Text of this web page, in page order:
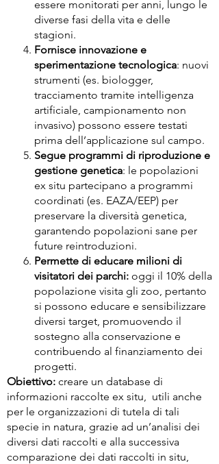
essere monitorati per anni, lungo le
diverse fasi della vita e delle
stagioni.
Fornisce innovazione e
sperimentazione tecnologica: nuovi
strumenti (es. biologger,
tracciamento tramite intelligenza
artificiale, campionamento non
invasivo) possono essere testati
prima dell’applicazione sul campo.
Segue programmi di riproduzione e
gestione genetica: le popolazioni
ex situ partecipano a programmi
coordinati (es. EAZA/EEP) per
preservare la diversità genetica,
garantendo popolazioni sane per
future reintroduzioni.
Permette di educare milioni di
visitatori dei parchi: oggi il 10% della
popolazione visita gli zoo, pertanto
si possono educare e sensibilizzare
diversi target, promuovendo il
sostegno alla conservazione e
contribuendo al finanziamento dei
progetti.
Obiettivo: creare un database di
informazioni raccolte ex situ, utili anche
per le organizzazioni di tutela di tali
specie in natura, grazie ad un’analisi dei
diversi dati raccolti e alla successiva
comparazione dei dati raccolti in situ,